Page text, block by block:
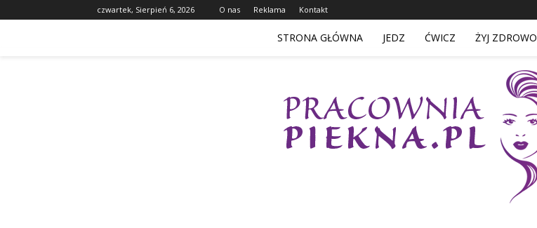
czwartek, Sierpień 6, 2026 O nas Reklama Kontakt
STRONA GŁÓWNA JEDZ ĆWICZ ŻYJ ZDROWO